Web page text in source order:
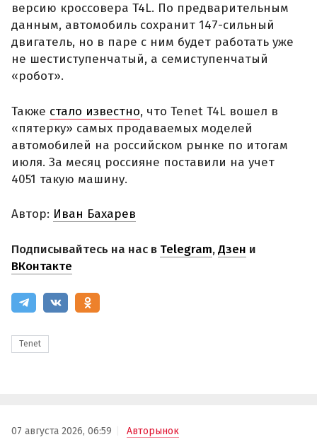
версию кроссовера T4L. По предварительным
данным, автомобиль сохранит 147-сильный
двигатель, но в паре с ним будет работать уже
не шестиступенчатый, а семиступенчатый
«робот».
Также стало известно, что Tenet T4L вошел в
«пятерку» самых продаваемых моделей
автомобилей на российском рынке по итогам
июля. За месяц россияне поставили на учет
4051 такую машину.
Автор: Иван Бахарев
Подписывайтесь на нас в Telegram,Дзен и
ВКонтакте
Tenet
07 августа 2026, 06:59 Авторынок